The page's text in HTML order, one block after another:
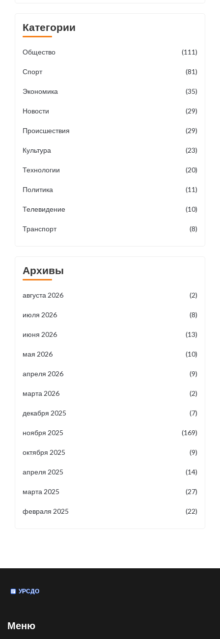
Категории
Общество (111)
Спорт (81)
Экономика (35)
Новости (29)
Происшествия (29)
Культура (23)
Технологии (20)
Политика (11)
Телевидение (10)
Транспорт (8)
Архивы
августа 2026 (2)
июля 2026 (8)
июня 2026 (13)
мая 2026 (10)
апреля 2026 (9)
марта 2026 (2)
декабря 2025 (7)
ноября 2025 (169)
октября 2025 (9)
апреля 2025 (14)
марта 2025 (27)
февраля 2025 (22)
Меню